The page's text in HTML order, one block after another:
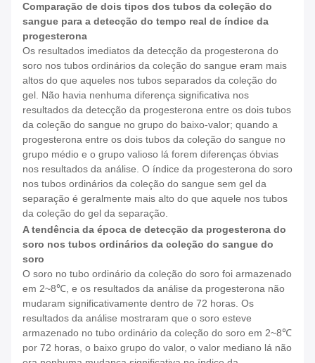
Comparação de dois tipos dos tubos da coleção do
sangue para a detecção do tempo real de índice da
progesterona
Os resultados imediatos da detecção da progesterona do
soro nos tubos ordinários da coleção do sangue eram mais
altos do que aqueles nos tubos separados da coleção do
gel. Não havia nenhuma diferença significativa nos
resultados da detecção da progesterona entre os dois tubos
da coleção do sangue no grupo do baixo-valor; quando a
progesterona entre os dois tubos da coleção do sangue no
grupo médio e o grupo valioso lá forem diferenças óbvias
nos resultados da análise. O índice da progesterona do soro
nos tubos ordinários da coleção do sangue sem gel da
separação é geralmente mais alto do que aquele nos tubos
da coleção do gel da separação.
A tendência da época de detecção da progesterona do
soro nos tubos ordinários da coleção do sangue do
soro
O soro no tubo ordinário da coleção do soro foi armazenado
em 2~8℃, e os resultados da análise da progesterona não
mudaram significativamente dentro de 72 horas. Os
resultados da análise mostraram que o soro esteve
armazenado no tubo ordinário da coleção do soro em 2~8℃
por 72 horas, o baixo grupo do valor, o valor mediano lá não